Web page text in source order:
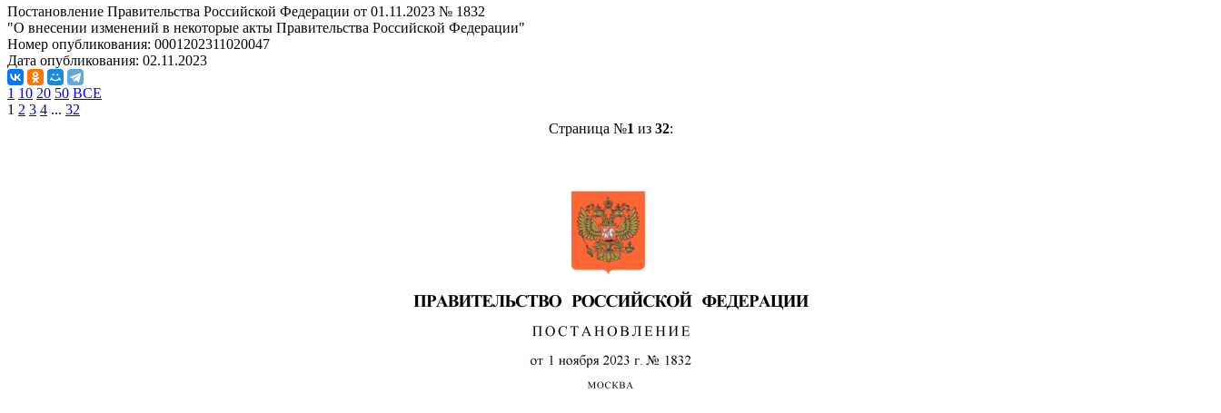
Постановление Правительства Российской Федерации от 01.11.2023 № 1832
"О внесении изменений в некоторые акты Правительства Российской Федерации"
Номер опубликования: 0001202311020047
Дата опубликования: 02.11.2023
1 10 20 50 ВСЕ
1 2 3 4 ... 32
Страница №1 из 32: